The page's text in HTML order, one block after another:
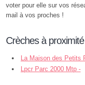
voter pour elle sur vos
mail à vos proches !
Crèches à proximité
La Maison des Petits
Montpellier
Lpcr Parc 2000 Mtp -